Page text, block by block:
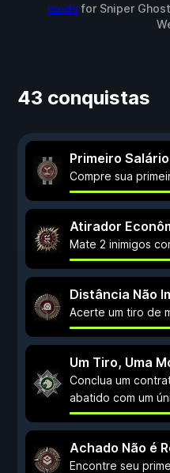
mods for Sniper
43 conquistas
Primeiro Salário
Compre sua
Atirador
Mate 2 inimigos
Distância Não
Acerte um tiro de
Um Tiro, Uma
Conclua um
abatido com um
Achado Não é
Encontre seu